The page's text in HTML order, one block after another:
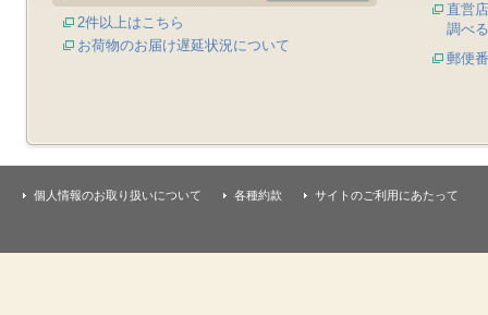
2件以上はこちら
お荷物のお届け遅延状況について
直営
調べる
郵便
個人情報のお取り扱いについて 各種約款 サイトのご利用にあたって